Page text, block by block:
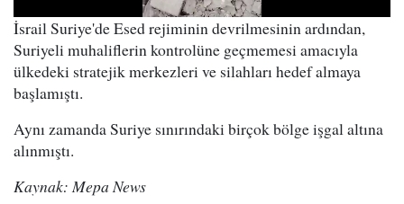
İsrail Suriye'de Esed rejiminin devrilmesinin ardından,
Suriyeli muhaliflerin kontrolüne geçmemesi amacıyla
ülkedeki stratejik merkezleri ve silahları hedef almaya
başlamıştı.
Aynı zamanda Suriye sınırındaki birçok bölge işgal altına
alınmıştı.
Kaynak: Mepa News